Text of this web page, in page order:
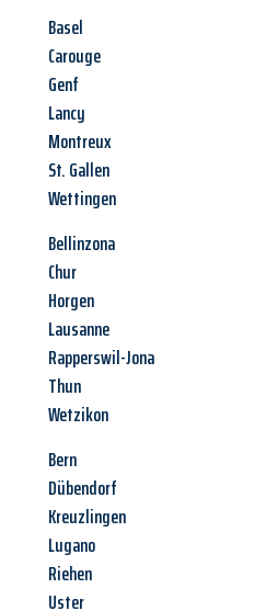
Basel
Carouge
Genf
Lancy
Montreux
St. Gallen
Wettingen
Bellinzona
Chur
Horgen
Lausanne
Rapperswil-Jona
Thun
Wetzikon
Bern
Dübendorf
Kreuzlingen
Lugano
Riehen
Uster